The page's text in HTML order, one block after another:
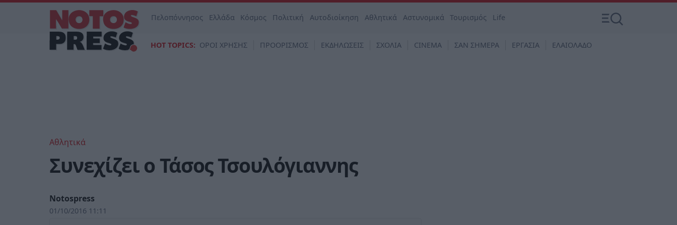
Πελοπόννησος Ελλάδα Κόσμος Πολιτική Αυτοδιοίκηση Αθλητικά Αστυνομικά Τουρισμός Life
HOT TOPICS: ΟΡΟΙ ΧΡΗΣΗΣ ΠΡΟΟΡΙΣΜΟΣ ΕΚΔΗΛΩΣΕΙΣ ΣΧΟΛΙΑ CINEMA ΣΑΝ ΣΗΜΕΡΑ ΕΡΓΑΣΙΑ ΕΛΑΙΟΛΑΔΟ
Αθλητικά
Συνεχίζει ο Τάσος Τσουλόγιαννης
Notospress
01/10/2016 11:11